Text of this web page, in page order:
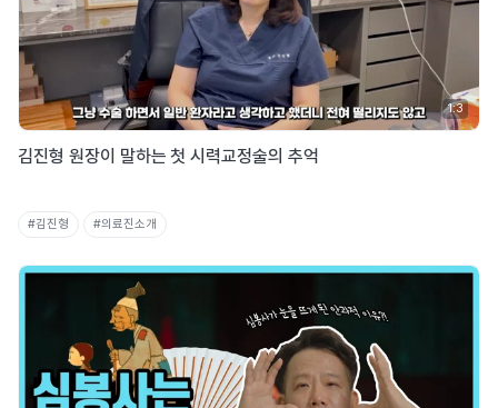
1:3
김진형 원장이 말하는 첫 시력교정술의 추억
#김진형 #의료진소개